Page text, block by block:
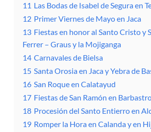
11 Las Bodas de Isabel de Segura en
12 Primer Viernes de Mayo en Jaca
13 Fiestas en honor al Santo Cristo y
Ferrer – Graus y la Mojiganga
14 Carnavales de Bielsa
15 Santa Orosia en Jaca y Yebra de
16 San Roque en Calatayud
17 Fiestas de San Ramón en
18 Procesión del Santo Entierro en
19 Romper la Hora en Calanda y en